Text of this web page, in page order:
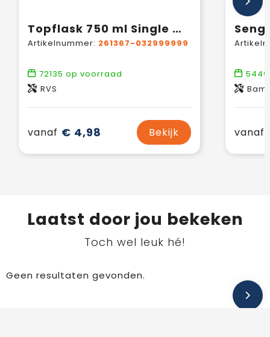
Topflask 750 ml Single Wall drinkfles
Artikelnummer: 261367-032999999
72135 op voorraad
RVS
vanaf € 4,98 Bekijk
5449
vanaf
Laatst door jou bekeken
Toch wel leuk hé!
Geen resultaten gevonden.